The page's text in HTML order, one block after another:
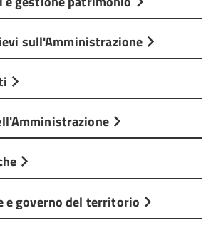
sull'Amministrazione
e governo del territorio